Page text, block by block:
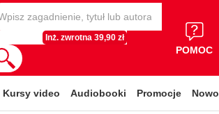
Inż. zwrotna 39,90 zł
POMOC
Kursy video Audiobooki Promocje